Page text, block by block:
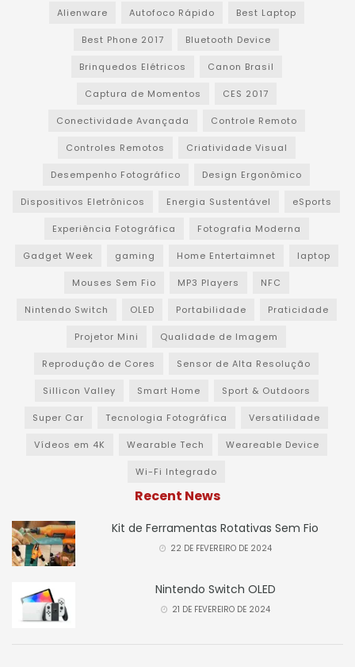
Alienware Autofoco Rápido Best Laptop
Best Phone 2017 Bluetooth Device
Brinquedos Elétricos Canon Brasil
Captura de Momentos CES 2017
Conectividade Avançada Controle Remoto
Controles Remotos Criatividade Visual
Desempenho Fotográfico Design Ergonômico
Dispositivos Eletrônicos Energia Sustentável eSports
Experiência Fotográfica Fotografia Moderna
Gadget Week gaming Home Entertaimnet laptop
Mouses Sem Fio MP3 Players NFC
Nintendo Switch OLED Portabilidade Praticidade
Projetor Mini Qualidade de Imagem
Reprodução de Cores Sensor de Alta Resolução
Sillicon Valley Smart Home Sport & Outdoors
Super Car Tecnologia Fotográfica Versatilidade
Vídeos em 4K Wearable Tech Weareable Device
Wi-Fi Integrado
Recent News
Kit de Ferramentas Rotativas Sem Fio
22 DE FEVEREIRO DE 2024
Nintendo Switch OLED
21 DE FEVEREIRO DE 2024